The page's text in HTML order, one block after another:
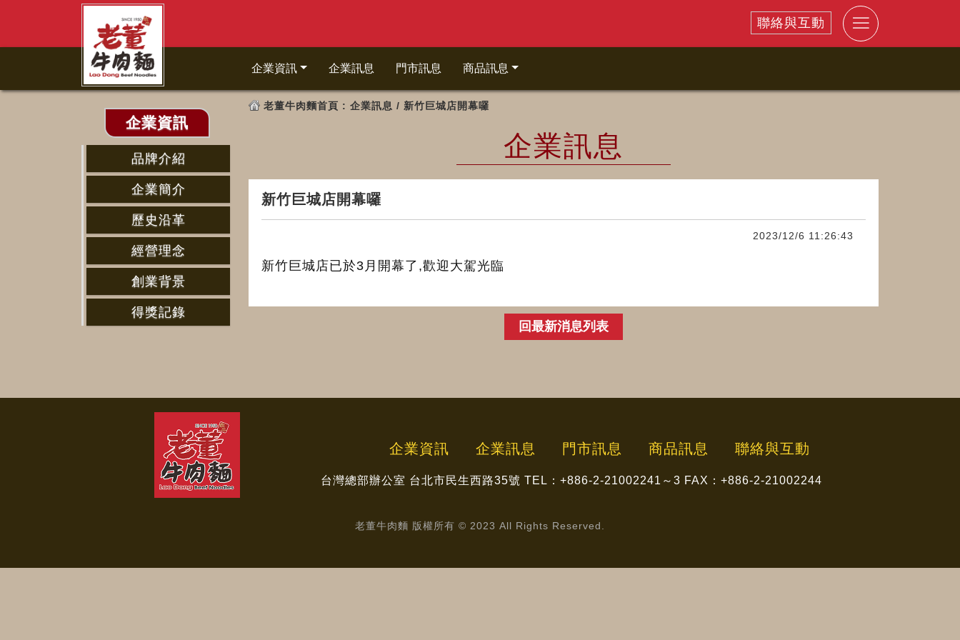
聯絡與互動
企業資訊 企業訊息 門市訊息 商品訊息
企業資訊
品牌介紹
企業簡介
歷史沿革
經營理念
創業背景
得獎記錄
老董牛肉麵首頁 : 企業訊息 / 新竹巨城店開幕囉
企業訊息
新竹巨城店開幕囉
2023/12/6 11:26:43
新竹巨城店已於3月開幕了,歡迎大駕光臨
回最新消息列表
企業資訊 企業訊息 門市訊息 商品訊息 聯絡與互動
台灣總部辦公室 台北市民生西路35號 TEL：+886-2-21002241～3 FAX：+886-2-21002244
老董牛肉麵 版權所有 © 2023 All Rights Reserved.